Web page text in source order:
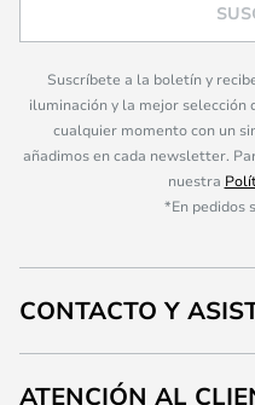
Suscríbete a la boletín y
iluminación y la mejor selección
cualquier momento con un
añadimos en cada newsletter.
nuestra
*En pedidos
CONTACTO Y
ATENCIÓN AL